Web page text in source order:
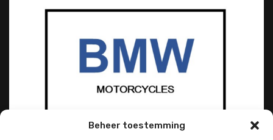
Beheer toestemming